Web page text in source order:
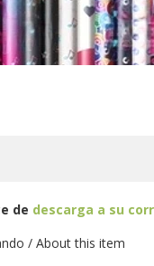
de descarga a su
/ About this item